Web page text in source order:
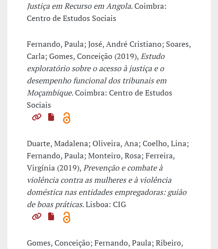
Justiça em Recurso em Angola. Coimbra:
Centro de Estudos Sociais
Fernando, Paula; José, André Cristiano; Soares,
Carla; Gomes, Conceição (2019),Estudo
exploratório sobre o acesso à justiça e o
desempenho funcional dos tribunais em
Moçambique. Coimbra: Centro de Estudos
Sociais
Duarte, Madalena; Oliveira, Ana; Coelho, Lina;
Fernando, Paula; Monteiro, Rosa; Ferreira,
Virgínia (2019),Prevenção e combate à
violência contra as mulheres e à violência
doméstica nas entidades empregadoras: guião
de boas práticas. Lisboa: CIG
Gomes, Conceição; Fernando, Paula; Ribeiro,